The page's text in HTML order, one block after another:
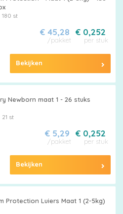
180 st
€ 0,252
per stuk
€ 45,28
/pakket
Bekijken
Newborn maat 1 - 26 stuks
21 st
€ 0,252
per stuk
€ 5,29
/pakket
Bekijken
Protection Luiers Maat 1 (2-5kg)